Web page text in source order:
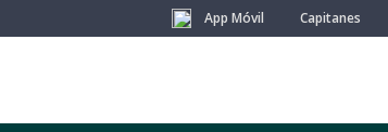
Capitanes
App Móvil